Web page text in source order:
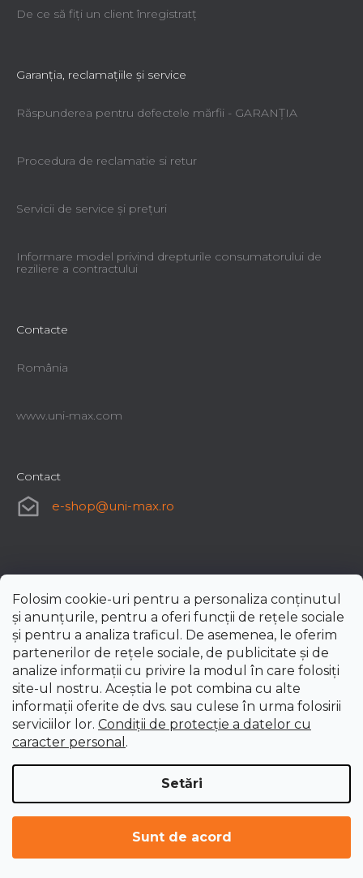
Folosim cookie-uri pentru a personaliza conținutul
și anunțurile, pentru a oferi funcții de rețele sociale
și pentru a analiza traficul. De asemenea, le oferim
partenerilor de rețele sociale, de publicitate și de
analize informații cu privire la modul în care folosiți
site-ul nostru. Aceștia le pot combina cu alte
informații oferite de dvs. sau culese în urma folosirii
serviciilor lor. Condiții de protecție a datelor cu
caracter personal .
Setări
Sunt de acord
De ce să fiţi un client înregistratţ
Garanţia, reclamaţiile şi service
Răspunderea pentru defectele mărfii - GARANŢIA
Procedura de reclamatie si retur
Servicii de service şi preţuri
Informare model privind drepturile consumatorului de
reziliere a contractului
Contacte
România
www.uni-max.com
Contact
e-shop@uni-max.ro
rezervate.Editați setările cookie-urilor